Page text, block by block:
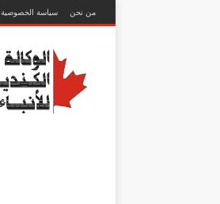
من نحن سياسة الخصوصية